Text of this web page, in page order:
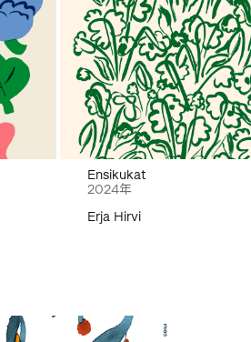
Ensikukat
2024年
Erja Hirvi